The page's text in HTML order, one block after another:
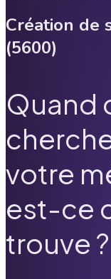
Création de
(5600)
Quand
votre
est-ce
trouve ?